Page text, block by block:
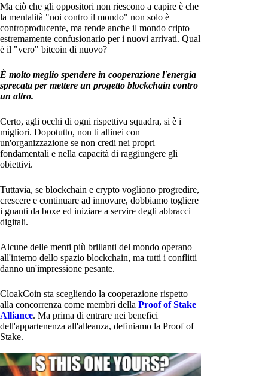
Ma ciò che gli oppositori non riescono a capire è che
la mentalità "noi contro il mondo" non solo è
controproducente, ma rende anche il mondo cripto
estremamente confusionario per i nuovi arrivati. Qual
è il "vero" bitcoin di nuovo?
È molto meglio spendere in cooperazione l'energia
sprecata per mettere un progetto blockchain contro
un altro.
Certo, agli occhi di ogni rispettiva squadra, si è i
migliori. Dopotutto, non ti allinei con
un'organizzazione se non credi nei propri
fondamentali e nella capacità di raggiungere gli
obiettivi.
Tuttavia, se blockchain e crypto vogliono progredire,
crescere e continuare ad innovare, dobbiamo togliere
i guanti da boxe ed iniziare a servire degli abbracci
digitali.
Alcune delle menti più brillanti del mondo operano
all'interno dello spazio blockchain, ma tutti i conflitti
danno un'impressione pesante.
CloakCoin sta scegliendo la cooperazione rispetto
alla concorrenza come membri della Proof of Stake
Alliance. Ma prima di entrare nei benefici
dell'appartenenza all'alleanza, definiamo la Proof of
Stake.